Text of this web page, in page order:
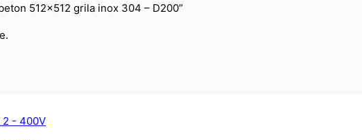
512×512 grila inox 304 – D200”